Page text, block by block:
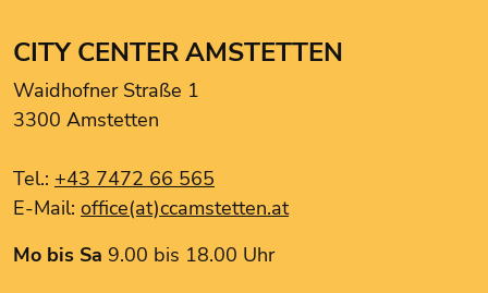
Ernsting's Family
Goldexperte
Hartlauer Handy Pur
Kentucky Fried Chicken
Le Burger
NOKKO Kitchen
CITY CENTER AMSTETTEN
Waidhofner Straße 1
3300 Amstetten
Tel.: +43 7472 66 565
E-Mail: office(at)ccamstetten.at
Mo bis Sa 9.00 bis 18.00 Uhr